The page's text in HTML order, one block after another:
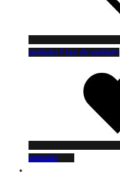
souhaits Liste de souhaits
souhaits